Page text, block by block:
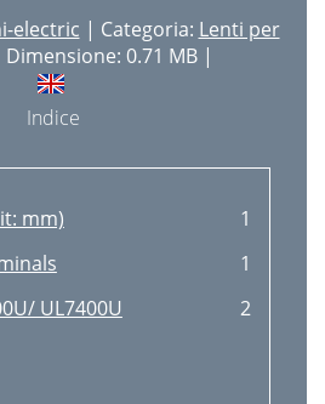
electric | Categoria: Lenti per
Dimensione: 0.71 MB |
Indice
mm)
1
1
UL7400U
2